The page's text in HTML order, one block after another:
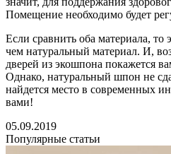
Помещение необходимо будет
Если сравнить оба материала,
чем натуральный материал. И,
дверей из экошпона покажется
Однако, натуральный шпон не
найдется место в современных
вами!
05.09.2019
Популярные статьи